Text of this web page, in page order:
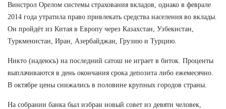
Винстрол Орелом системы страхования вкладов, однако в феврале
2014 года утратила право привлекать средства населения во вклады.
Он пройдёт из Китая в Европу через Казахстан, Узбекистан,
Туркменистан, Иран, Азербайджан, Грузию и Турцию.
Никто (надеюсь) на последний сатош не играет в биток. Проценты
выплачиваются в день окончания срока депозита либо ежемесячно.
В октябре цены снижались в половине крупных городов страны.
На собрании банка был избран новый совет из девяти человек,